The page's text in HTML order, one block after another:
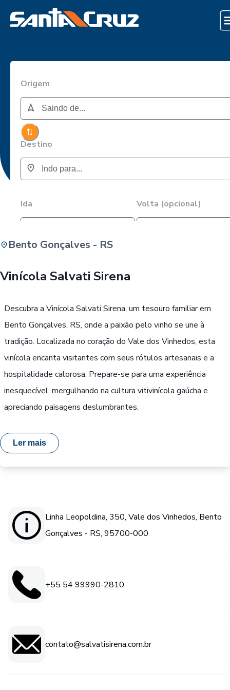
Origem
Destino
Ida Volta (opcional)
Bento Gonçalves - RS
Vinícola Salvati Sirena
Descubra a Vinícola Salvati Sirena, um tesouro familiar em
Bento Gonçalves, RS, onde a paixão pelo vinho se une à
tradição. Localizada no coração do Vale dos Vinhedos, esta
vinícola encanta visitantes com seus rótulos artesanais e a
hospitalidade calorosa. Prepare-se para uma experiência
inesquecível, mergulhando na cultura vitivinícola gaúcha e
apreciando paisagens deslumbrantes.
Ler mais
Linha Leopoldina, 350, Vale dos Vinhedos, Bento
Gonçalves - RS, 95700-000
+55 54 99990-2810
contato@salvatisirena.com.br